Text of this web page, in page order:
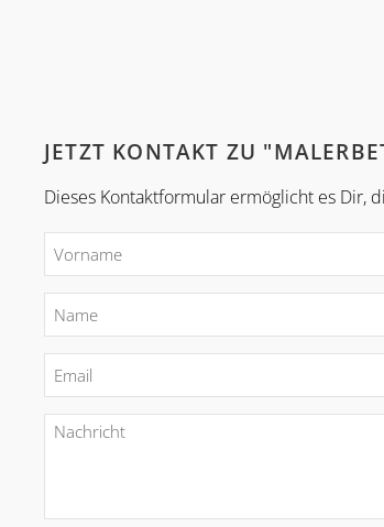
JETZT KONTAKT ZU
Dieses Kontaktformular ermöglicht es Dir,